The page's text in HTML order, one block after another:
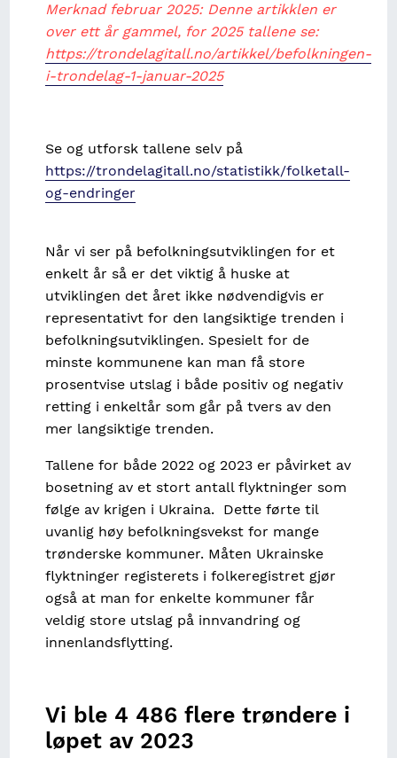
Merknad februar 2025: Denne artikklen er
over ett år gammel, for 2025 tallene se:
https://trondelagitall.no/artikkel/befolkningen-
i-trondelag-1-januar-2025
Se og utforsk tallene selv på
https://trondelagitall.no/statistikk/folketall-
og-endringer
Når vi ser på befolkningsutviklingen for et
enkelt år så er det viktig å huske at
utviklingen det året ikke nødvendigvis er
representativt for den langsiktige trenden i
befolkningsutviklingen. Spesielt for de
minste kommunene kan man få store
prosentvise utslag i både positiv og negativ
retting i enkeltår som går på tvers av den
mer langsiktige trenden.
Tallene for både 2022 og 2023 er påvirket av
bosetning av et stort antall flyktninger som
følge av krigen i Ukraina. Dette førte til
uvanlig høy befolkningsvekst for mange
trønderske kommuner. Måten Ukrainske
flyktninger registerets i folkeregistret gjør
også at man for enkelte kommuner får
veldig store utslag på innvandring og
innenlandsflytting.
Vi ble 4 486 flere trøndere i
løpet av 2023